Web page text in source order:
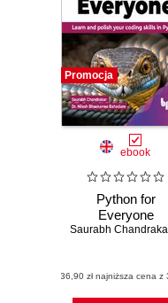
Promocja
ebook
Python for
Everyone
(36,90 zł najniższa cena z